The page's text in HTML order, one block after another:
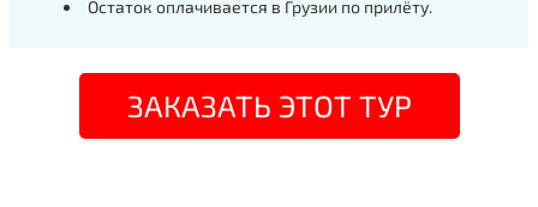
Остаток оплачивается в Грузии по прилёту.
ЗАКАЗАТЬ ЭТОТ ТУР